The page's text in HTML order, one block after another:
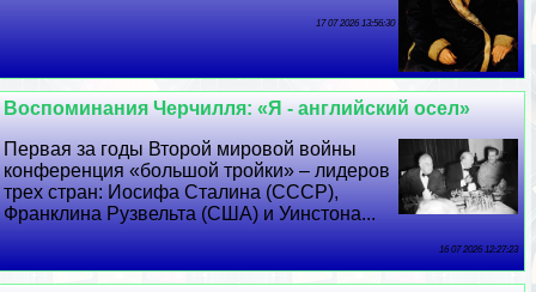
17 07 2026 13:56:30
Воспоминания Черчилля: «Я - английский осел»
Первая за годы Второй мировой войны
конференция «большой тройки» – лидеров
трех стран: Иосифа Сталина (СССР),
Франклина Рузвельта (США) и Уинстона...
16 07 2026 12:27:23